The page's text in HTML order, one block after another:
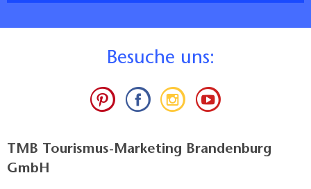
Ferienwohnungen jeweils
Besuche uns:
TMB Tourismus-Marketing Brandenburg
GmbH